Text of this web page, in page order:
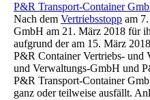
P&R Transport-Container
Nach dem Vertriebsstopp am
GmbH am 21. März 2018 für
aufgrund der am 15. März
P&R Container Vertriebs- und
und Verwaltungs-GmbH und
P&R Transport-Container
ganz oder teilweise ausfällt.